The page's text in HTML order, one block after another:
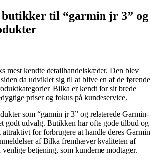
butikker til “garmin jr 3” og
mest kendte detailhandelskæder. Den blev
da udviklet sig til at blive en af de førende
Bilka er kendt for sit brede
priser og fokus på kundeservice.
som “garmin jr 3” og relaterede Garmin-
godt udvalg. Butikken har ofte gode tilbud og
attraktivt for forbrugere at handle deres Garmin
af Bilka fremhæver kvaliteten af
venlige betjening, som kunderne modtager.